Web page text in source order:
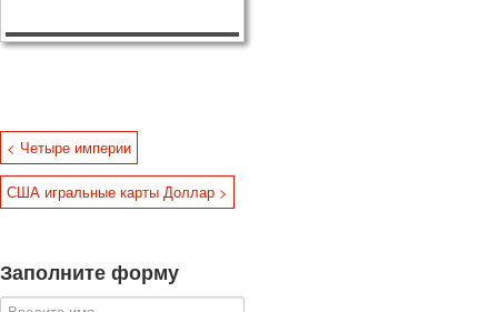
< Четыре империи
США игральные карты Доллар >
Заполните форму